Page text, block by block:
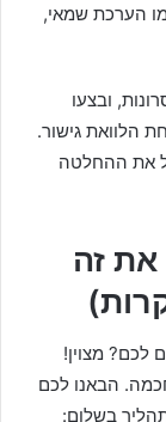
הערכת שמאי,
ובצעו
הלוואת גישור.
את ההחלטה
את זה
לכם? מצוין!
הבאנו לכם
בשלום: